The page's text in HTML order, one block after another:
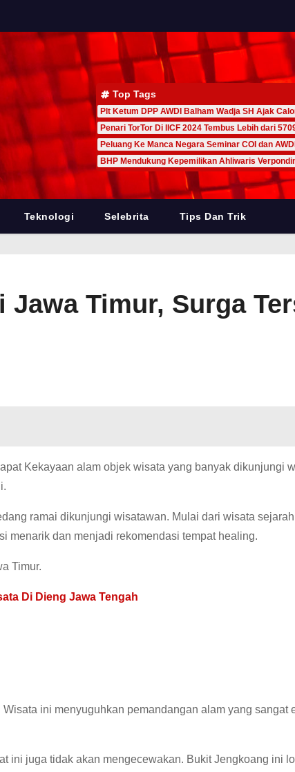
Top Tags
Plt Ketum DPP AWDI Balham Wadja SH Ajak
Penari TorTor Di IICF 2024 Tembus Lebih dari
Peluang Ke Manca Negara Seminar COI dan
BHP Mendukung Kepemilikan Ahliwaris
Teknologi Selebrita Tips Dan Trik
Jawa Timur, Surga
Kekayaan alam objek wisata yang banyak dikunjungi
ramai dikunjungi wisatawan. Mulai dari wisata
menarik dan menjadi rekomendasi tempat healing.
Timur.
Di Dieng Jawa Tengah
ini menyuguhkan pemandangan alam yang sangat
ini juga tidak akan mengecewakan. Bukit Jengkoang ini